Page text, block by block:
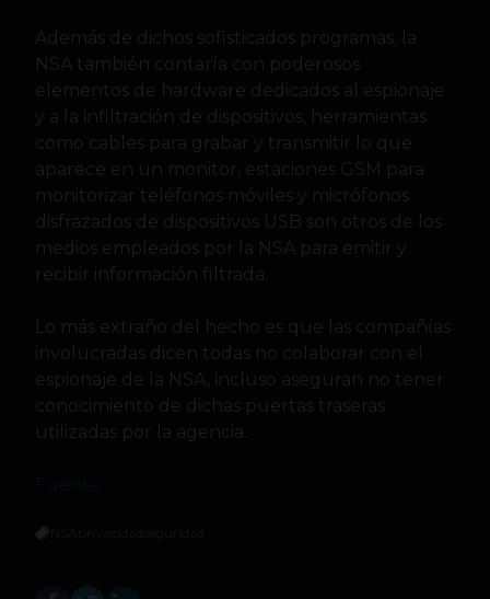
Además de dichos sofisticados programas, la
NSA también contaría con poderosos
elementos de hardware dedicados al espionaje
y a la infiltración de dispositivos, herramientas
como cables para grabar y transmitir lo que
aparece en un monitor, estaciones GSM para
monitorizar teléfonos móviles y micrófonos
disfrazados de dispositivos USB son otros de los
medios empleados por la NSA para emitir y
recibir información filtrada.
Lo más extraño del hecho es que las compañías
involucradas dicen todas no colaborar con el
espionaje de la NSA, incluso aseguran no tener
conocimiento de dichas puertas traseras
utilizadas por la agencia.